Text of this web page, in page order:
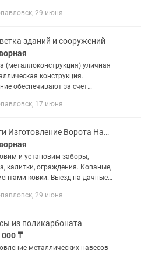
и замер 🔹 Усиленная
29 июня
зданий и сооружений
(металлоконструкция) уличная
конструкция.
обеспечивают за счет
стринг-лайта или
17 июня
Услуги Изготовление Ворота Навесы Козырьки Петропавловск В Кредит
и установим заборы,
ограждения. Кованые,
ковки. Выезд на дачные
договорные, на
29 июня
из поликарбоната
000 ₸
металлических навесов